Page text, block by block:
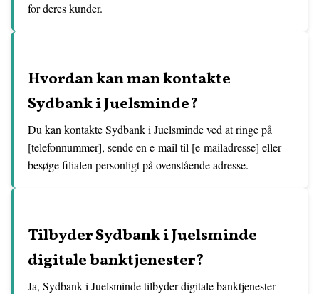
for deres kunder.
Hvordan kan man kontakte
Sydbank i Juelsminde?
Du kan kontakte Sydbank i Juelsminde ved at ringe på
[telefonnummer], sende en e-mail til [e-mailadresse] eller
besøge filialen personligt på ovenstående adresse.
Tilbyder Sydbank i Juelsminde
digitale banktjenester?
Ja, Sydbank i Juelsminde tilbyder digitale banktjenester